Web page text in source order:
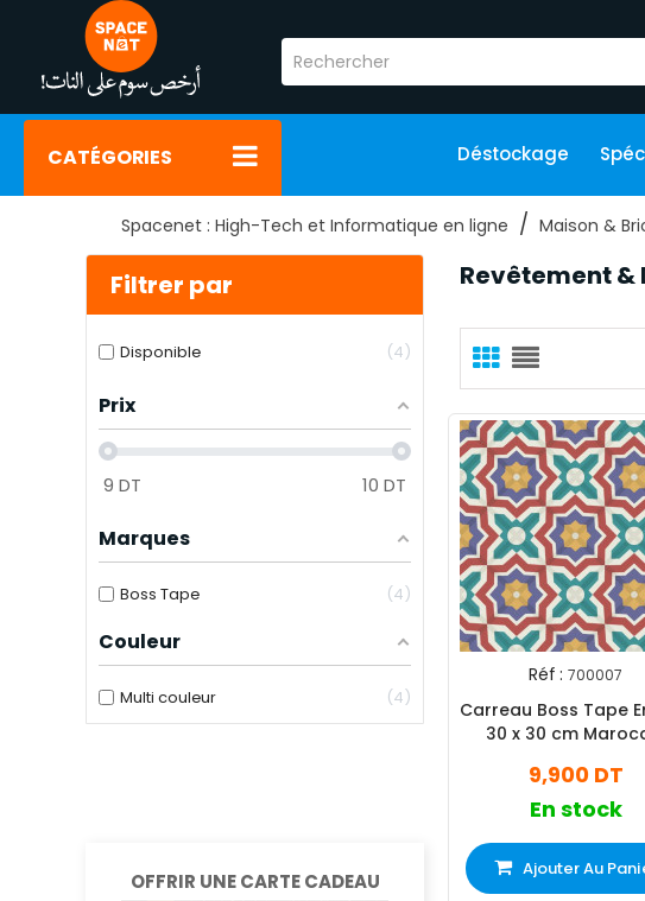
CATÉGORIES Déstockage
Spacenet : High-Tech et Informatique en ligne Maison &
Filtrer par
Disponible 4
Prix
9 DT 10 DT
Marques
Boss Tape 4
Couleur
Multi couleur 4
OFFRIR UNE CARTE CADEAU
Revêtement
Réf : 700007
Carreau Boss Tape
30 x 30 cm
9,900 DT
En stock
Ajouter Au